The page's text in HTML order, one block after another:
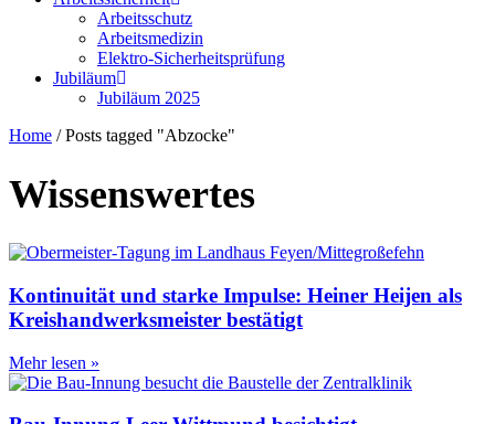
Arbeitsschutz
Arbeitsmedizin
Elektro-Sicherheitsprüfung
Jubiläum
Jubiläum 2025
Home / Posts tagged "Abzocke"
Wissenswertes
Kontinuität und starke Impulse: Heiner Heijen als
Kreishandwerksmeister bestätigt
Mehr lesen »